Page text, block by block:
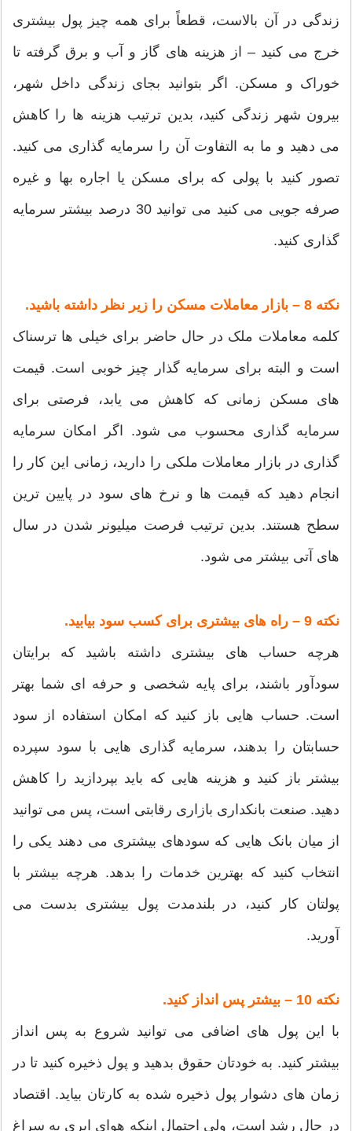
زندگی در آن بالاست، قطعاً برای همه چیز پول بیشتری
خرج می کنید – از هزینه های گاز و آب و برق گرفته تا
خوراک و مسکن. اگر بتوانید بجای زندگی داخل شهر،
بیرون شهر زندگی کنید، بدین ترتیب هزینه ها را کاهش
می دهید و ما به التفاوت آن را سرمایه گذاری می کنید.
تصور کنید با پولی که برای مسکن یا اجاره بها و غیره
صرفه جویی می کنید می توانید 30 درصد بیشتر سرمایه
گذاری کنید.
نکته 8 – بازار معاملات مسکن را زیر نظر داشته باشید.
کلمه معاملات ملک در حال حاضر برای خیلی ها ترسناک
است و البته برای سرمایه گذار چیز خوبی است. قیمت
های مسکن زمانی که کاهش می یابد، فرصتی برای
سرمایه گذاری محسوب می شود. اگر امکان سرمایه
گذاری در بازار معاملات ملکی را دارید، زمانی این کار را
انجام دهید که قیمت ها و نرخ های سود در پایین ترین
سطح هستند. بدین ترتیب فرصت میلیونر شدن در سال
های آتی بیشتر می شود.
نکته 9 – راه های بیشتری برای کسب سود بیابید.
هرچه حساب های بیشتری داشته باشید که برایتان
سودآور باشند، برای پایه شخصی و حرفه ای شما بهتر
است. حساب هایی باز کنید که امکان استفاده از سود
حسابتان را بدهند، سرمایه گذاری هایی با سود سپرده
بیشتر باز کنید و هزینه هایی که باید بپردازید را کاهش
دهید. صنعت بانکداری بازاری رقابتی است، پس می توانید
از میان بانک هایی که سودهای بیشتری می دهند یکی را
انتخاب کنید که بهترین خدمات را بدهد. هرچه بیشتر با
پولتان کار کنید، در بلندمدت پول بیشتری بدست می
آورید.
نکته 10 – بیشتر پس انداز کنید.
با این پول های اضافی می توانید شروع به پس انداز
بیشتر کنید. به خودتان حقوق بدهید و پول ذخیره کنید تا در
زمان های دشوار پول ذخیره شده به کارتان بیاید. اقتصاد
در حال رشد است، ولی احتمال اینکه هوای ابری به سراغ